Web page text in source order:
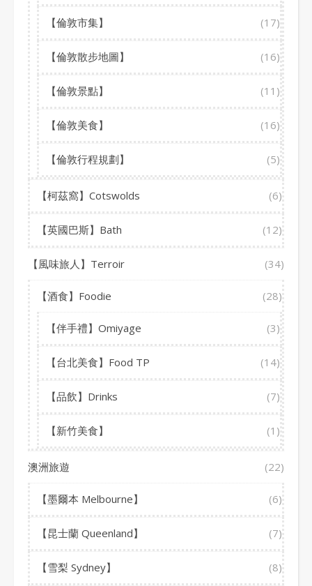
【倫敦市集】 (17)
【倫敦散步地圖】 (16)
【倫敦景點】 (11)
【倫敦美食】 (16)
【倫敦行程規劃】 (5)
【柯茲窩】Cotswolds (6)
【英國巴斯】Bath (12)
【風味旅人】Terroir (34)
【酒食】Foodie (28)
【伴手禮】Omiyage (3)
【台北美食】Food TP (14)
【品飲】Drinks (7)
【新竹美食】 (1)
澳洲旅遊 (22)
【墨爾本 Melbourne】 (6)
【昆士蘭 Queenland】 (7)
【雪梨 Sydney】 (8)